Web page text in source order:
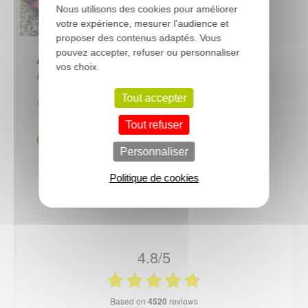
AUBRIETIA 'Cascade Red'
Aubriète
3,52 €
4.8/5
based on 4520 reviews
Nous utilisons des cookies pour améliorer
votre expérience, mesurer l'audience et
proposer des contenus adaptés. Vous
pouvez accepter, refuser ou personnaliser
vos choix.
Tout accepter
Tout refuser
Personnaliser
Politique de cookies